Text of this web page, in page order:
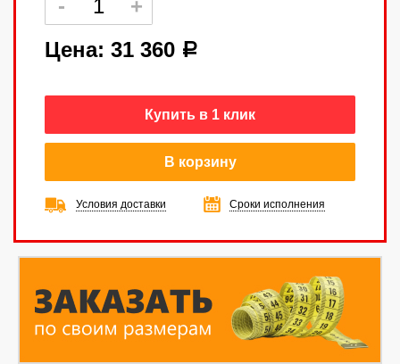
Цена: 31 360 a
Купить в 1 клик
В корзину
Условия доставки Сроки исполнения